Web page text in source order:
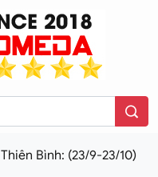
Thiên Bình: (23/9-23/10)